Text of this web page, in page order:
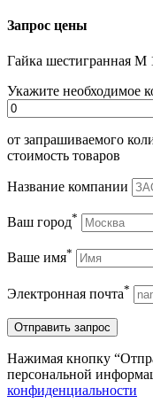
Запрос цены
Гайка шестигранная
Укажите необходимое
от запрашиваемого
стоимость товаров
Название компании
Ваш город*
Ваше имя*
Электронная почта*
Нажимая кнопку
персональной
конфиденциальности